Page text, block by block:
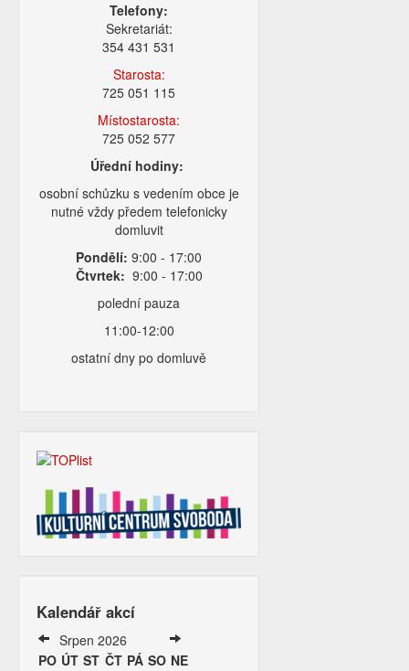
Telefony:
Sekretariát:
354 431 531
Starosta:
725 051 115
Místostarosta:
725 052 577
Úřední hodiny:
osobní schůzku s vedením obce je
nutné vždy předem telefonicky
domluvit
Pondělí: 9:00 - 17:00
Čtvrtek: 9:00 - 17:00
polední pauza
11:00-12:00
ostatní dny po domluvě
Kalendář akcí
Srpen 2026
PO ÚT ST ČT PÁ SO NE